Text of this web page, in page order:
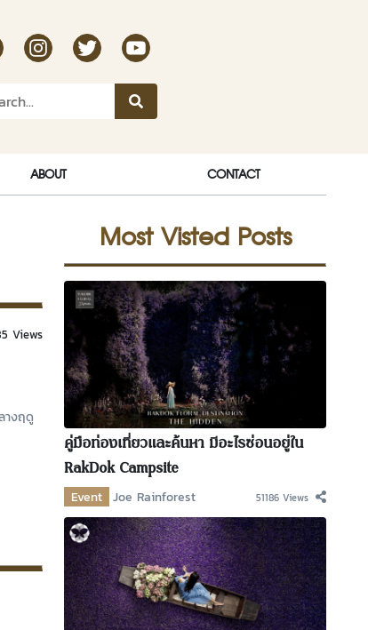
Channel Facebook
RakDok Channel Instagram
RakDok TwitterRakdok Channel Youtube
ABOUT CONTACT
Views
างฤดู
Most Visted Posts
คู่มือท่องเที่ยวและค้นหา มีอะไรซ่อนอยู่ใน
RakDok Campsite
Event Joe Rainforest 51186 Views